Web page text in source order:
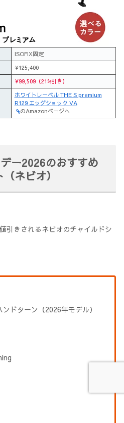
ISOFIX固定
¥125,400
¥99,509（21%引き）
ホワイトレーベル THE S premium
R129 エッグショック VA
のAmazonページへ
ー2026のおすすめ
ネビオ）
引きされるネビオのチャイルドシ
ドターン（2026年モデル）